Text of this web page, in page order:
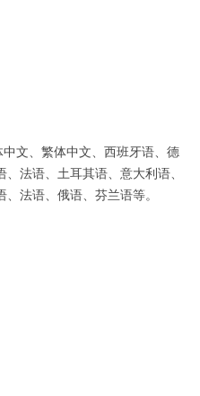
文、繁体中文、西班牙语、德
法语、土耳其语、意大利语、
法语、俄语、芬兰语等。